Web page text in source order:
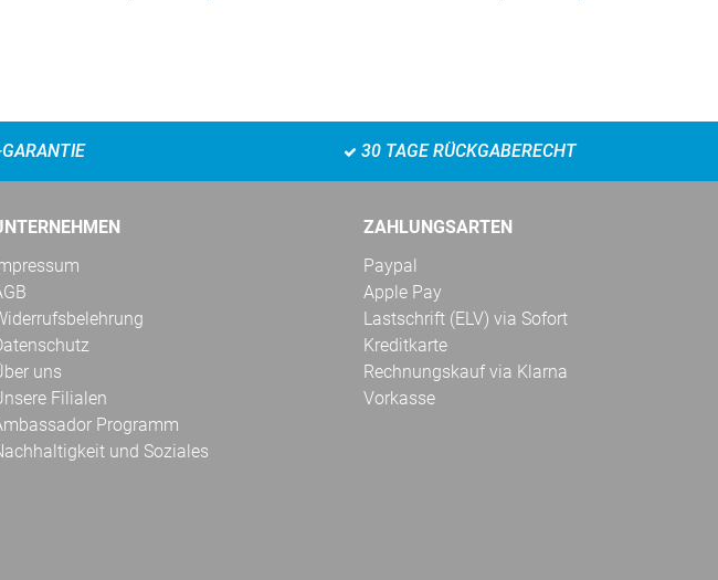
30 TAGE RÜCKGABERECHT
uns
Filialen
Programm
und Soziales
ZAHLUNGSARTEN
Paypal
Apple Pay
Lastschrift (ELV) via Sofort
Kreditkarte
Rechnungskauf via Klarna
Vorkasse